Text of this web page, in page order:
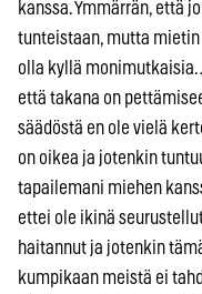
kanssa. Ymmärrän, että
tunteistaan, mutta
olla kyllä
että takana on
säädöstä en ole vielä
on oikea ja jotenkin
tapailemani miehen
ettei ole ikinä
haitannut ja jotenkin
kumpikaan meistä ei